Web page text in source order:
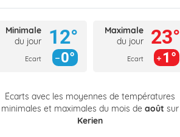
Minimale
du jour
Ecart
12°
0°
Maximale
du jour
Ecart
23°
1°
Écarts avec les moyennes de températures
minimales et maximales du mois de août sur
Kerien